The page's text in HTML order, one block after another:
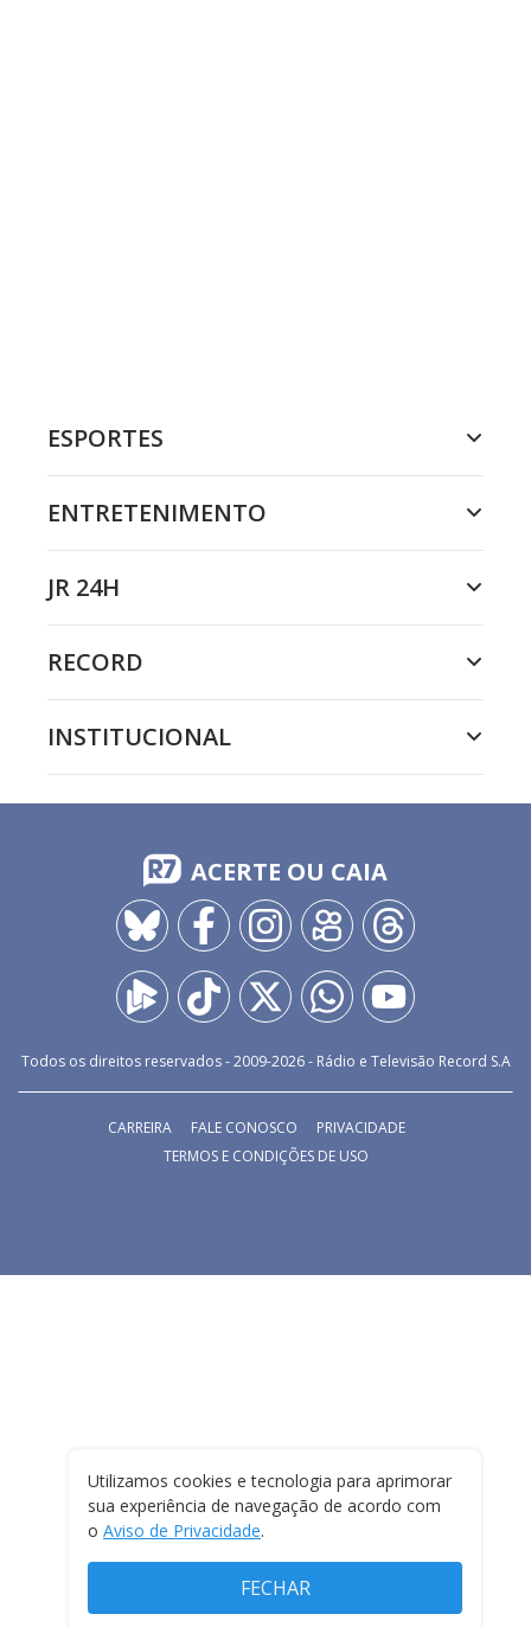
ESPORTES
ENTRETENIMENTO
JR 24H
RECORD
INSTITUCIONAL
ACERTE OU CAIA
Todos os direitos reservados - 2009-2026- Rádio e Televisão Record S.A
CARREIRA FALE CONOSCO
PRIVACIDADE
TERMOS E CONDIÇÕES DE USO
Utilizamos cookies e tecnologia para aprimorar
sua experiência de navegação de acordo com
o Aviso de Privacidade.
FECHAR